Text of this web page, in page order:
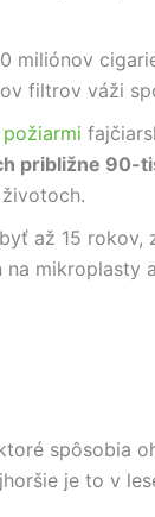
miliónov
filtrov váži
približne 90-
až 15
mikroplasty
spôsobia
je to v